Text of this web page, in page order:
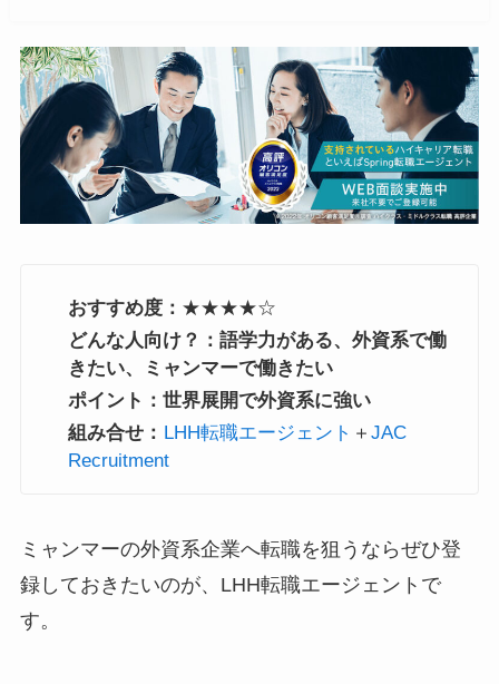
おすすめ度： ★★★★☆
どんな人向け？：語学力がある、外資系で働
きたい、ミャンマーで働きたい
ポイント：世界展開で外資系に強い
組み合せ： LHH転職エージェント ＋JAC
Recruitment
ミャンマーの外資系企業へ転職を狙うならぜひ登
録しておきたいのが、LHH転職エージェントで
す。